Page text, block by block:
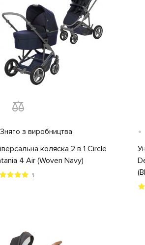
Знято з виробництва
коляска 2 в 1 Circle
4 Air (Woven Navy)
1
•